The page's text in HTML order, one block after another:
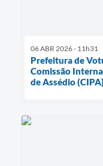
06 ABR 2026 - 11h31
Prefeitura de
Comissão
de Assédio (CIPA)